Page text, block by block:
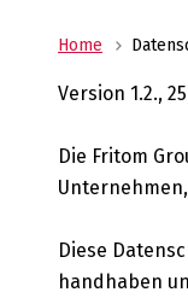
Home
Version 1.2.,
Die Fritom
Diese
handhaben